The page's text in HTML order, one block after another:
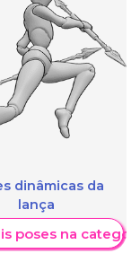
dinâmicas da
lança
poses na